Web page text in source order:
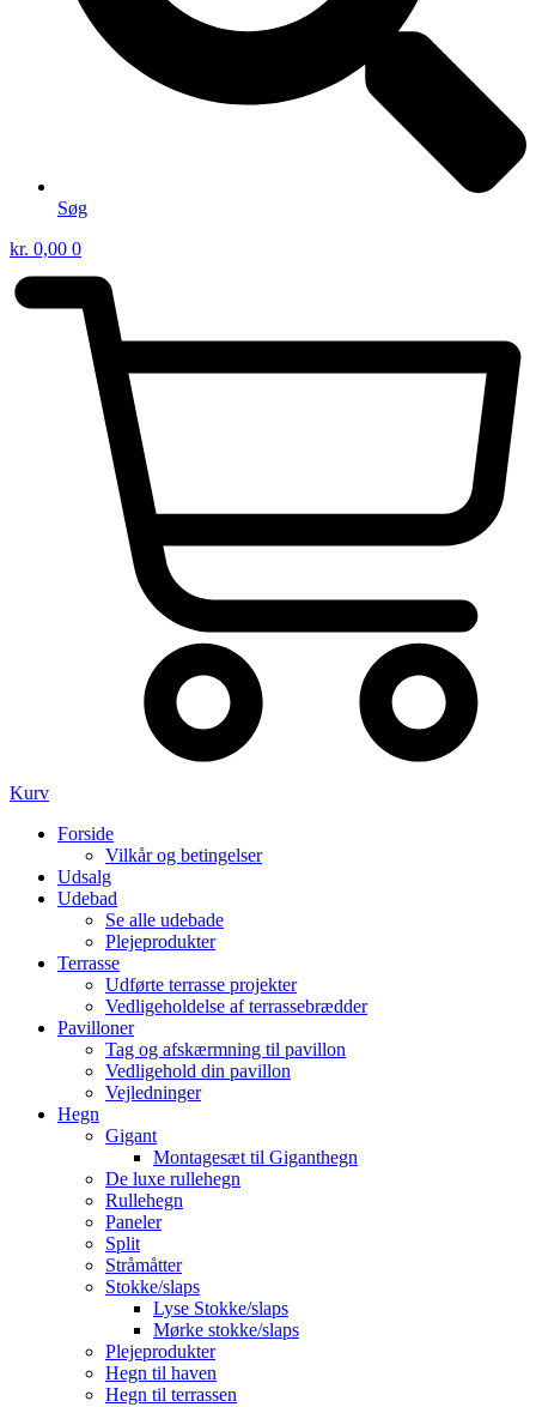
Søg
kr. 0,00 0
Kurv
Forside
Vilkår og betingelser
Udsalg
Udebad
Se alle udebade
Plejeprodukter
Terrasse
Udførte terrasse projekter
Vedligeholdelse af terrassebrædder
Pavilloner
Tag og afskærmning til pavillon
Vedligehold din pavillon
Vejledninger
Hegn
Gigant
Montagesæt til Giganthegn
De luxe rullehegn
Rullehegn
Paneler
Split
Stråmåtter
Stokke/slaps
Lyse Stokke/slaps
Mørke stokke/slaps
Plejeprodukter
Hegn til haven
Hegn til terrassen